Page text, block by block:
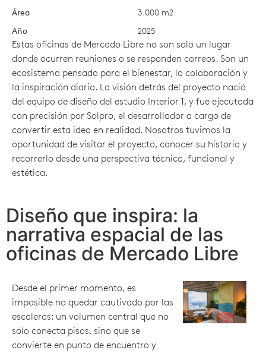
Área
3.000 m2
Año
2025
Estas oficinas de Mercado Libre no son solo un lugar
donde ocurren reuniones o se responden correos. Son un
ecosistema pensado para el bienestar, la colaboración y
la inspiración diaria. La visión detrás del proyecto nació
del equipo de diseño del estudio Interior 1, y fue ejecutada
con precisión por Solpro, el desarrollador a cargo de
convertir esta idea en realidad. Nosotros tuvimos la
oportunidad de visitar el proyecto, conocer su historia y
recorrerlo desde una perspectiva técnica, funcional y
estética.
Diseño que inspira: la
narrativa espacial de las
oficinas de Mercado Libre
Desde el primer momento, es
imposible no quedar cautivado por las
escaleras: un volumen central que no
solo conecta pisos, sino que se
convierte en punto de encuentro y